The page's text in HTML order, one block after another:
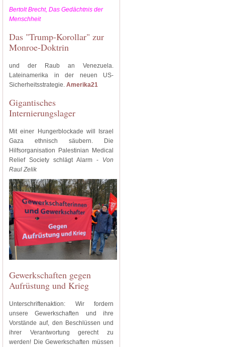
Bertolt Brecht, Das Gedächtnis der
Menschheit
Das "Trump-Korollar" zur
Monroe-Doktrin
und der Raub an Venezuela.
Lateinamerika in der neuen US-
Sicherheitsstrategie. Amerika21
Gigantisches
Internierungslager
Mit einer Hungerblockade will Israel
Gaza ethnisch säubern. Die
Hilfsorganisation Palestinian Medical
Relief Society schlägt Alarm - Von
Raul Zelik
Gewerkschaften gegen
Aufrüstung und Krieg
Unterschriftenaktion: Wir fordern
unsere Gewerkschaften und ihre
Vorstände auf, den Beschlüssen und
ihrer Verantwortung gerecht zu
werden! Die Gewerkschaften müssen